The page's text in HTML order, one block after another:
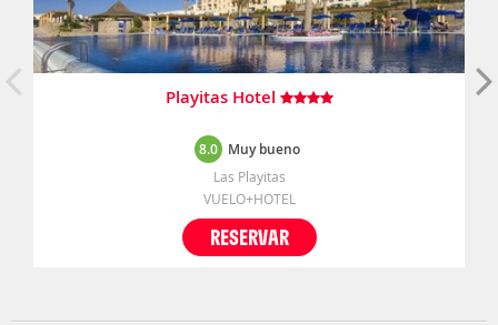
Playitas Hotel
8.0 Muy bueno
Las Playitas
VUELO+HOTEL
RESERVAR